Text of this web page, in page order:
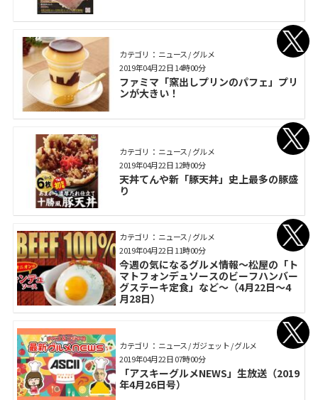
カテゴリ： ニュース / グルメ
ファミマ「窯出しプリンのパフェ」プリ
ンが大きい！
2019年04月22日 14時00分
カテゴリ： ニュース / グルメ
天丼てんや新「豚天丼」史上最多の豚盛
り
2019年04月22日 12時00分
カテゴリ： ニュース / グルメ
今週の気になるグルメ情報～松屋の「ト
マトフォンデュソースのビーフハンバー
グステーキ定食」など～（4月22日～4
月28日）
2019年04月22日 11時00分
カテゴリ： ニュース / ガジェット / グルメ
「アスキーグルメNEWS」生放送（2019
年4月26日号）
2019年04月22日 07時00分